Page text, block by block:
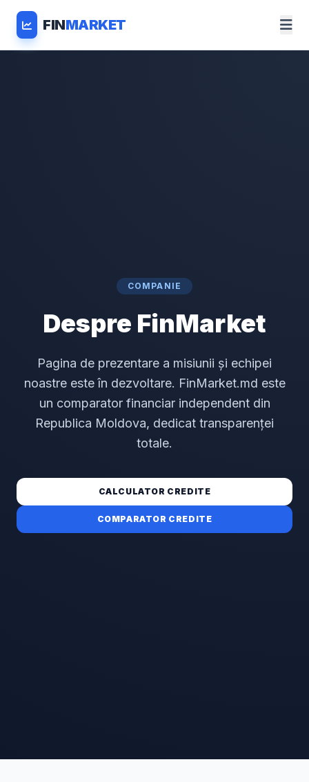
FINMARKET
COMPANIE
Despre FinMarket
Pagina de prezentare a misiunii și echipei
noastre este în dezvoltare. FinMarket.md este
un comparator financiar independent din
Republica Moldova, dedicat transparenței
totale.
CALCULATOR CREDITE
COMPARATOR CREDITE